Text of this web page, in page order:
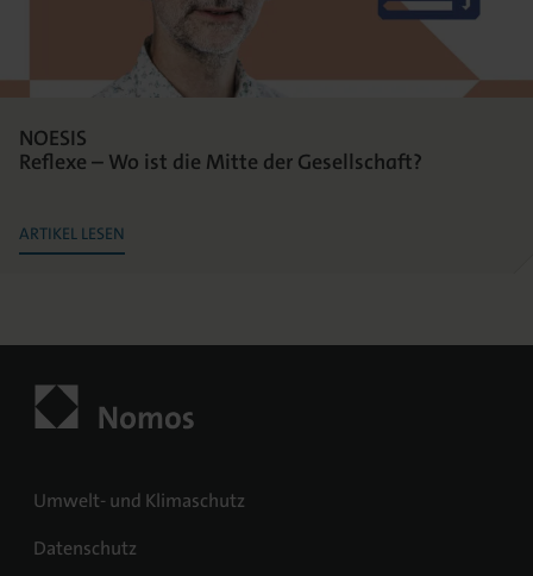
NOESIS
Reflexe – Wo ist die Mitte der Gesellschaft?
ARTIKEL LESEN
Umwelt- und Klimaschutz
Datenschutz